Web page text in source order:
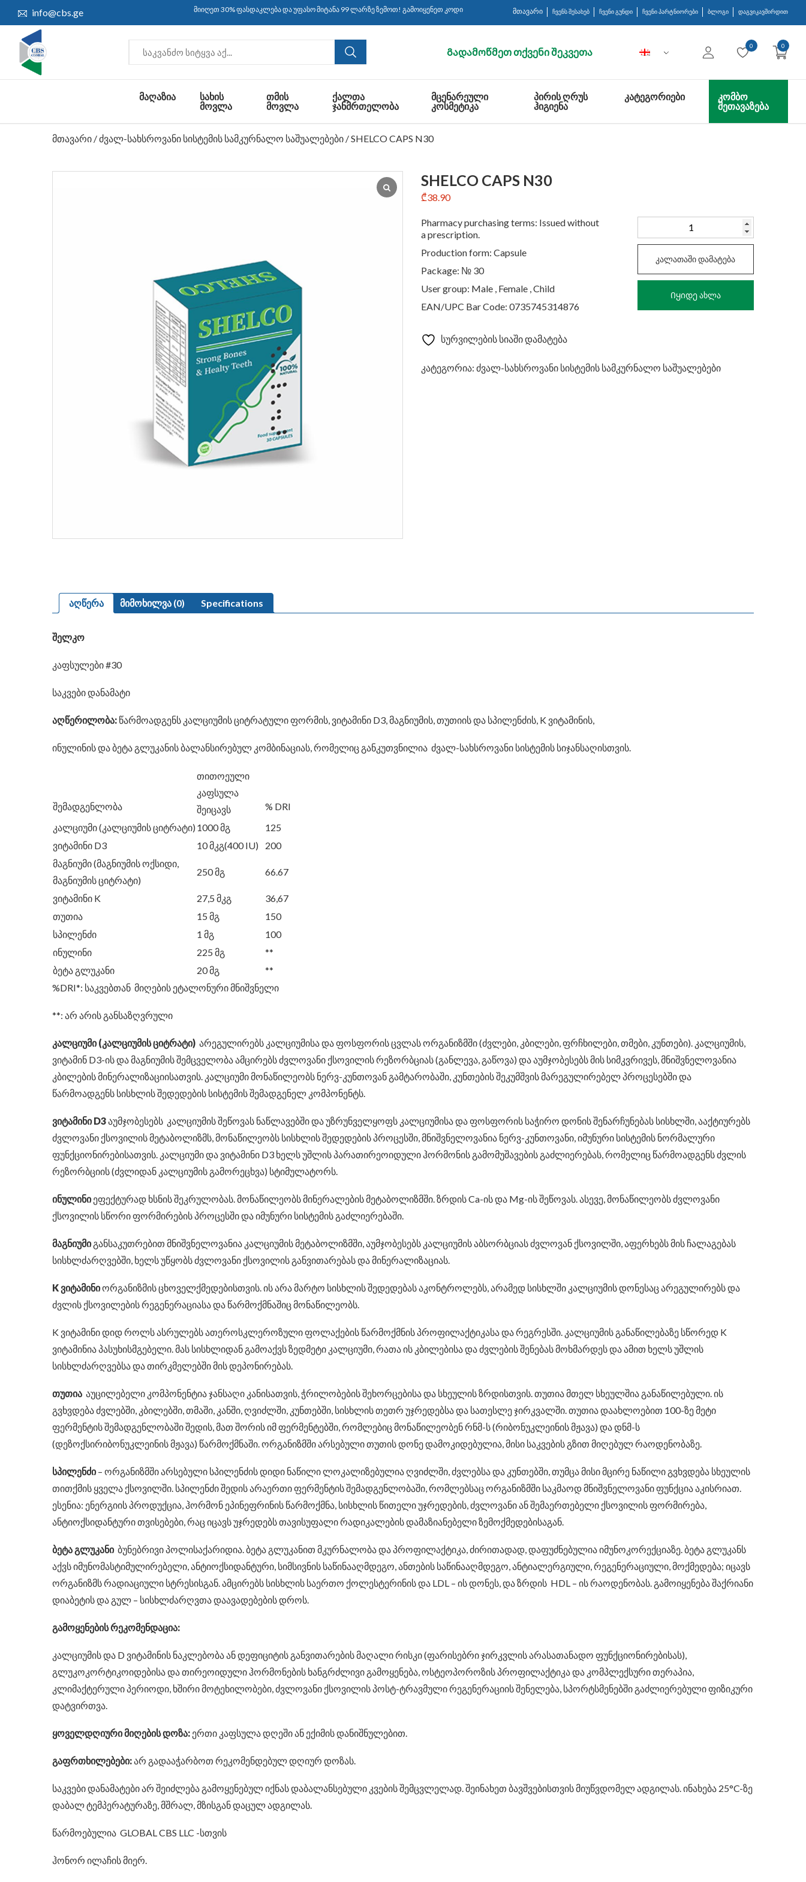
info@cbs.ge მიიღეთ 30% ფასდაკლება და უფასო მიტანა 99 ლარზე ზემოთ! გამოიყენეთ კოდი: CBS30 ყიდვისას! მთავარი ჩვენს შესახებ ჩვენი გუნდი ჩვენი პარტნიორები ბლოგი დაგვიკავშირდით
Გადამოწმეთ თქვენი შეკვეთა
0 0
ᲛᲐᲦᲐᲖᲘᲐ
ᲡᲐᲮᲘᲡ
ᲛᲝᲕᲚᲐ
ᲗᲛᲘᲡ
ᲛᲝᲕᲚᲐ
ᲥᲐᲚᲗᲐ
ᲯᲐᲜᲛᲠᲗᲔᲚᲝᲑᲐ
ᲛᲪᲔᲜᲐᲠᲔᲣᲚᲘ
ᲙᲝᲡᲛᲔᲢᲘᲙᲐ
ᲞᲘᲠᲘᲡ ᲦᲠᲣᲡ
ᲰᲘᲒᲘᲔᲜᲐ
ᲙᲐᲢᲔᲒᲝᲠᲘᲔᲑᲘ
ᲙᲝᲛᲑᲝ
ᲨᲔᲗᲐᲕᲐᲖᲔᲑᲐ
მთავარი /ძვალ-სახსროვანი სისტემის სამკურნალო საშუალებები / SHELCO CAPS N30
SHELCO CAPS N30
₾38.90
Pharmacy purchasing terms: Issued without
a prescription.
Production form: Capsule
Package: № 30
User group: Male , Female , Child
EAN/UPC Bar Code: 0735745314876
რაოდენობა:
SHELCO
CAPS
N30
კალათაში დამატება
Იყიდე ახლა
სურვილების სიაში დამატება
კატეგორია: ძვალ-სახსროვანი სისტემის სამკურნალო საშუალებები
აღწერა მიმოხილვა (0) Specifications
შელკო
კაფსულები #30
საკვები დანამატი
აღწერილობა: წარმოადგენს კალციუმის ციტრატული ფორმის, ვიტამინი D3, მაგნიუმის, თუთიის და სპილენძის, K ვიტამინის,
ინულინის და ბეტა გლუკანის ბალანსირებულ კომბინაციას, რომელიც განკუთვნილია ძვალ-სახსროვანი სისტემის სიჯანსაღისთვის.
შემადგენლობა
თითოეული
კაფსულა
შეიცავს
% DRI
კალციუმი (კალციუმის ციტრატი) 1000 მგ
125
ვიტამინი D3
10 მკგ(400 IU)
200
მაგნიუმი (მაგნიუმის ოქსიდი,
მაგნიუმის ციტრატი)
250 მგ 66.67
ვიტამინი K 27,5 მკგ
36,67
თუთია
15 მგ
150
სპილენძი
1 მგ
100
ინულინი
225 მგ
**
ბეტა გლუკანი
20 მგ
**
%DRI*: საკვებთან მიღების ეტალონური მნიშვნელი
**: არ არის განსაზღვრული
კალციუმი (კალციუმის ციტრატი) არეგულირებს კალციუმისა და ფოსფორის ცვლას ორგანიზმში (ძვლები, კბილები, ფრჩხილები, თმები, კუნთები). კალციუმის,
ვიტამინ D3-ის და მაგნიუმის შემცველობა ამცირებს ძვლოვანი ქსოვილის რეზორბციას (განლევა, გაწოვა) და აუმჯობესებს მის სიმკვრივეს, მნიშვნელოვანია
კბილების მინერალიზაციისათვის. კალციუმი მონაწილეობს ნერვ-კუნთოვან გამტარობაში, კუნთების შეკუმშვის მარეგულირებელ პროცესებში და
წარმოადგენს სისხლის შედედების სისტემის შემადგენელ კომპონენტს.
ვიტამინი D3აუმჯობესებს კალციუმის შეწოვას ნაწლავებში და უზრუნველყოფს კალციუმისა და ფოსფორის საჭირო დონის შენარჩუნებას სისხლში, ააქტიურებს
ძვლოვანი ქსოვილის მეტაბოლიზმს, მონაწილეობს სისხლის შედედების პროცესში, მნიშვნელოვანია ნერვ-კუნთოვანი, იმუნური სისტემის ნორმალური
ფუნქციონირებისათვის. კალციუმი და ვიტამინი D3 ხელს უშლის პარათირეოიდული ჰორმონის გამომუშავების გაძლიერებას, რომელიც წარმოადგენს ძვლის
რეზორბციის (ძვლიდან კალციუმის გამორეცხვა) სტიმულატორს.
ინულინიეფექტურად ხსნის შეკრულობას. მონაწილეობს მინერალების მეტაბოლიზმში. ზრდის Ca-ის და Mg-ის შეწოვას. ასევე, მონაწილეობს ძვლოვანი
ქსოვილის სწორი ფორმირების პროცესში და იმუნური სისტემის გაძლიერებაში.
მაგნიუმიგანსაკუთრებით მნიშვნელოვანია კალციუმის მეტაბოლიზმში, აუმჯობესებს კალციუმის აბსორბციას ძვლოვან ქსოვილში, აფერხებს მის ჩალაგებას
სისხლძარღვებში, ხელს უწყობს ძვლოვანი ქსოვილის განვითარებას და მინერალიზაციას.
K ვიტამინიორგანიზმის ცხოველქმედებისთვის. ის არა მარტო სისხლის შედედებას აკონტროლებს, არამედ სისხლში კალციუმის დონესაც არეგულირებს და
ძვლის ქსოვილების რეგენერაციასა და წარმოქმნაშიც მონაწილეობს.
K ვიტამინი დიდ როლს ასრულებს ათეროსკლეროზული ფოლაქების წარმოქმნის პროფილაქტიკასა და რეგრესში. კალციუმის განაწილებაზე სწორედ K
ვიტამინია პასუხისმგებელი. მას სისხლიდან გამოაქვს ზედმეტი კალციუმი, რათა ის კბილებისა და ძვლების შენებას მოხმარდეს და ამით ხელს უშლის
სისხლძარღვებსა და თირკმელებში მის დეპონირებას.
თუთია აუცილებელი კომპონენტია ჯანსაღი კანისათვის, ჭრილობების შეხორცებისა და სხეულის ზრდისთვის. თუთია მთელ სხეულშია განაწილებული. ის
გვხვდება ძვლებში, კბილებში, თმაში, კანში, ღვიძლში, კუნთებში, სისხლის თეთრ უჯრედებსა და სათესლე ჯირკვალში. თუთია დაახლოებით 100-ზე მეტი
ფერმენტის შემადგენლობაში შედის, მათ შორის იმ ფერმენტებში, რომლებიც მონაწილეობენ რნმ-ს (რიბონუკლეინის მჟავა) და დნმ-ს
(დეზოქსირიბონუკლეინის მჟავა) წარმოქმნაში. ორგანიზმში არსებული თუთის დონე დამოკიდებულია, მისი საკვების გზით მიღებულ რაოდენობაზე.
სპილენძი– ორგანიზმში არსებული სპილენძის დიდი ნაწილი ლოკალიზებულია ღვიძლში, ძვლებსა და კუნთებში, თუმცა მისი მცირე ნაწილი გვხვდება სხეულის
თითქმის ყველა ქსოვილში. სპილენძი შედის არაერთი ფერმენტის შემადგენლობაში, რომლებსაც ორგანიზმში საკმაოდ მნიშვნელოვანი ფუნქცია აკისრიათ.
ესენია: ენერგიის პროდუქცია, ჰორმონ ეპინეფრინის წარმოქმნა, სისხლის წითელი უჯრედების, ძვლოვანი ან შემაერთებელი ქსოვილის ფორმირება,
ანტიოქსიდანტური თვისებები, რაც იცავს უჯრედებს თავისუფალი რადიკალების დამაზიანებელი ზემოქმედებისაგან.
ბეტა გლუკანიბუნებრივი პოლისაქარიდია. ბეტა გლუკანით მკურნალობა და პროფილაქტიკა, ძირითადად, დაფუძნებულია იმუნოკორექციაზე. ბეტა გლუკანს
აქვს იმუნომასტიმულირებელი, ანტიოქსიდანტური, სიმსივნის საწინააღმდეგო, ანთების საწინააღმდეგო, ანტიალერგიული, რეგენერაციული, მოქმედება; იცავს
ორგანიზმს რადიაციული სტრესისგან. ამცირებს სისხლის საერთო ქოლესტერინის და LDL – ის დონეს, და ზრდის HDL – ის რაოდენობას. გამოიყენება შაქრიანი
დიაბეტის და გულ – სისხლძარღვთა დაავადებების დროს.
გამოყენების რეკომენდაცია:
კალციუმის და D ვიტამინის ნაკლებობა ან დეფიციტის განვითარების მაღალი რისკი (ფარისებრი ჯირკვლის არასათანადო ფუნქციონირებისას),
გლუკოკორტიკოიდებისა და თირეოიდული ჰორმონების ხანგრძლივი გამოყენება, ოსტეოპოროზის პროფილაქტიკა და კომპლექსური თერაპია,
კლიმაქტერული პერიოდი, ხშირი მოტეხილობები, ძვლოვანი ქსოვილის პოსტ-ტრავმული რეგენერაციის შენელება, სპორტსმენებში გაძლიერებული ფიზიკური
დატვირთვა.
ყოველდღიური მიღების დოზა: ერთი კაფსულა დღეში ან ექიმის დანიშნულებით.
გაფრთხილებები:არ გადააჭარბოთ რეკომენდებულ დღიურ დოზას.
საკვები დანამატები არ შეიძლება გამოყენებულ იქნას დაბალანსებული კვების შემცვლელად. შეინახეთ ბავშვებისთვის მიუწვდომელ ადგილას. ინახება 25°C-ზე
დაბალ ტემპერატურაზე, მშრალ, მზისგან დაცულ ადგილას.
წარმოებულია GLOBAL CBS LLC -სთვის
ჰონორ ილაჩის მიერ.